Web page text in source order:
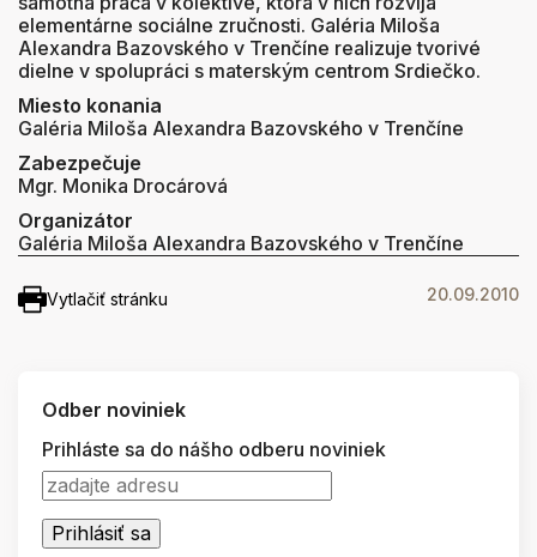
elementárne sociálne zručnosti. Galéria Miloša
Alexandra Bazovského v Trenčíne realizuje tvorivé
dielne v spolupráci s materským centrom Srdiečko.
Miesto konania
Galéria Miloša Alexandra Bazovského v Trenčíne
Zabezpečuje
Mgr. Monika Drocárová
Organizátor
Galéria Miloša Alexandra Bazovského v Trenčíne
Vytlačiť stránku 20.09.2010
Odber noviniek
Prihláste sa do nášho odberu noviniek